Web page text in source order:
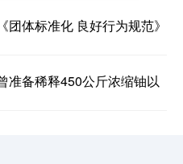
体标准化 良好行为规范》
准备稀释450公斤浓缩铀以